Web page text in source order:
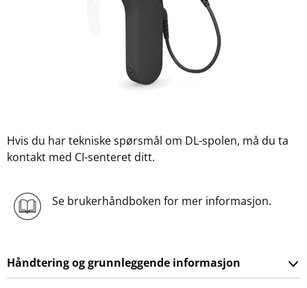
Hvis du har tekniske spørsmål om DL-spolen, må du ta
kontakt med CI-senteret ditt.
Se brukerhåndboken for mer informasjon.
Håndtering og grunnleggende informasjon